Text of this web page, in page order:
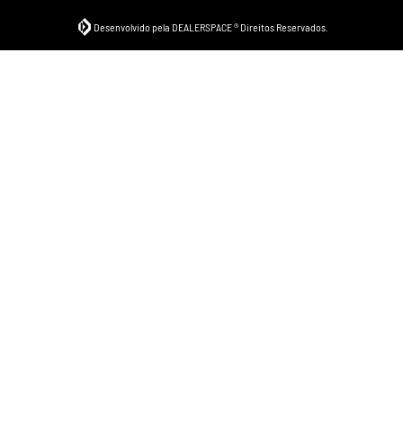
Desenvolvido pela DEALERSPACE ® Direitos Reservados.